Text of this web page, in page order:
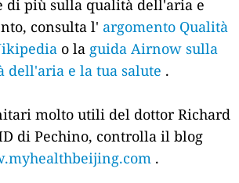
di più sulla qualità dell'aria e
consulta l' argomento Qualità
o la guida Airnow sulla
dell'aria e la tua salute .
molto utili del dottor Richard
di Pechino, controlla il blog
.